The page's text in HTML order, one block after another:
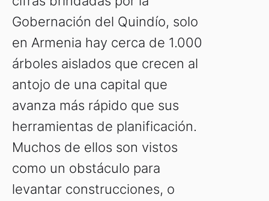
Gobernación del Quindío, solo
en Armenia hay cerca de 1.000
árboles aislados que crecen al
antojo de una capital que
avanza más rápido que sus
herramientas de planificación.
Muchos de ellos son vistos
como un obstáculo para
levantar construcciones, o